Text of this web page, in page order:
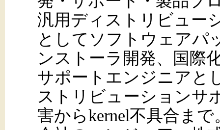
汎用ディストリビュー
としてソフトウェアパ
ンストーラ開発、国際
サポートエンジニアと
ストリビューションサ
害からkernel不具合ま